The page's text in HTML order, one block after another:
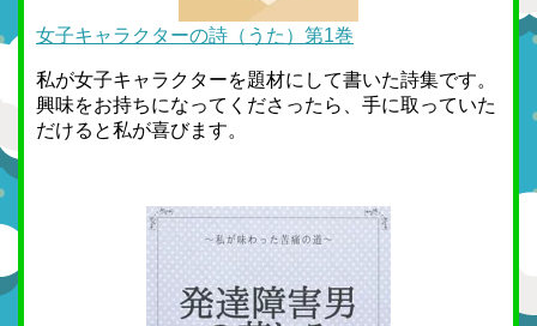
女子キャラクターの詩（うた）第1巻
私が女子キャラクターを題材にして書いた詩集です。
興味をお持ちになってくださったら、手に取っていた
だけると私が喜びます。